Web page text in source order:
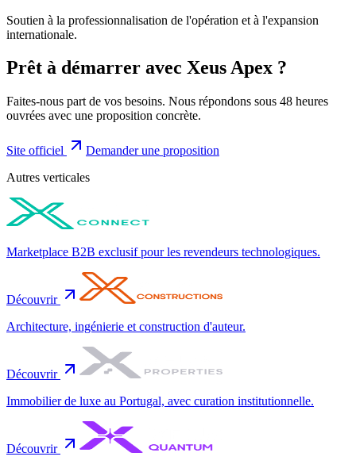
Soutien à la professionnalisation de l'opération et à l'expansion
internationale.
Prêt à démarrer avec Xeus Apex ?
Faites-nous part de vos besoins. Nous répondons sous 48 heures
ouvrées avec une proposition concrète.
Site officiel
Demander une proposition
Autres verticales
Marketplace B2B exclusif pour les revendeurs technologiques.
Découvrir
Architecture, ingénierie et construction d'auteur.
Découvrir
Immobilier de luxe au Portugal, avec curation institutionnelle.
Découvrir